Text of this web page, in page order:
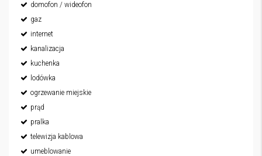
domofon / wideofon
gaz
internet
kanalizacja
kuchenka
lodówka
ogrzewanie miejskie
prąd
pralka
telewizja kablowa
umeblowanie